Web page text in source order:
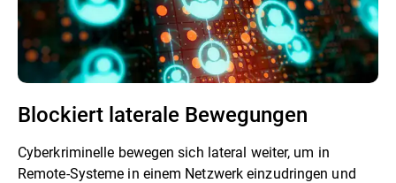
Blockiert laterale Bewegungen
Cyberkriminelle bewegen sich lateral weiter, um in
Remote-Systeme in einem Netzwerk einzudringen und